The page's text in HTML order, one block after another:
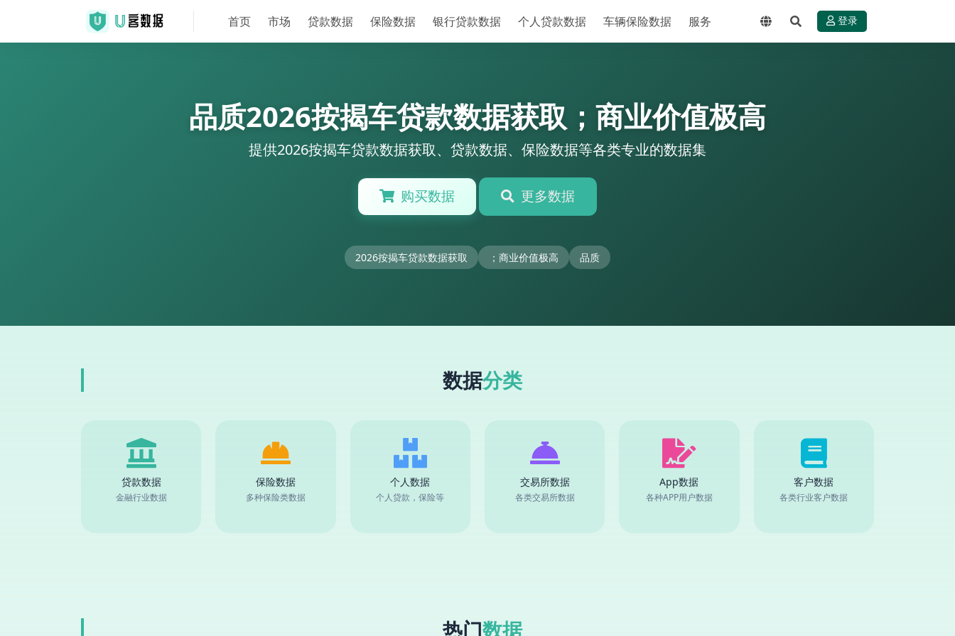
首页 市场 贷款数据 保险数据 银行贷款数据 个人贷款数据 车辆保险数据 服务 登录
品质2026按揭车贷款数据获取；商业价值极高
提供2026按揭车贷款数据获取、贷款数据、保险数据等各类专业的数据集
购买数据 更多数据
2026按揭车贷款数据获取 ；商业价值极高 品质
数据分类
贷款数据
金融行业数据
保险数据
多种保险类数据
个人数据
个人贷款，保险等
交易所数据
各类交易所数据
App数据
各种APP用户数据
客户数据
各类行业客户数据
热门数据